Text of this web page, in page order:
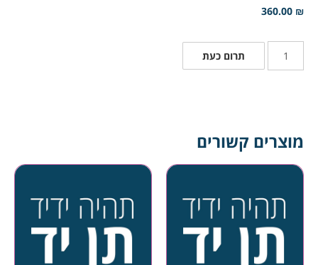
360.00 ₪
תרום כעת
מוצרים קשורים